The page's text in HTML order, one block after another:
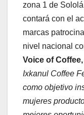
zona 1 de
contará con el
marcas
nivel nacional
Voice of Coffee,
Ixkanul Coffee
como objetivo
mujeres